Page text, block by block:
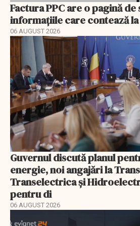
Factura PPC are o pagină
informațiile care contează
06 AUGUST 2026
Guvernul discută planul
energie, noi angajări la
Transelectrica și
pentru di
06 AUGUST 2026